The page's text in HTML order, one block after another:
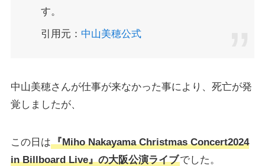
す。
引用元： 中山美穂公式
中山美穂さんが仕事が来なかった事により、死亡が発
覚しましたが、
この日は『Miho Nakayama Christmas Concert2024
in Billboard Live』の大阪公演ライブでした。